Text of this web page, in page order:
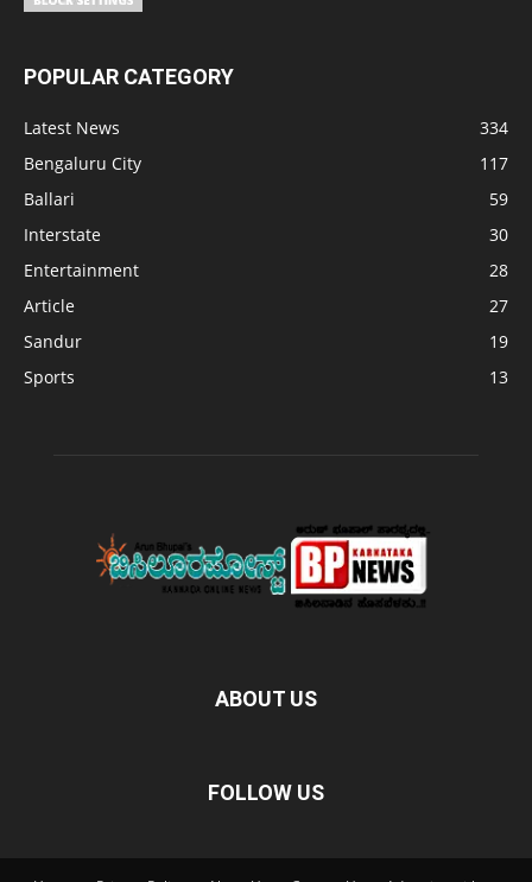
POPULAR CATEGORY
Latest News
334
Bengaluru City
117
Ballari
59
Interstate
30
Entertainment
28
Article
27
Sandur
19
Sports
13
ABOUT US
FOLLOW US